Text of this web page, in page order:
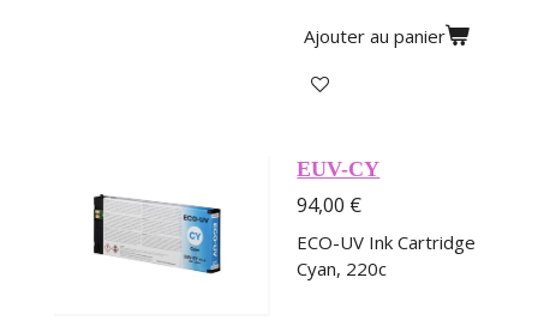
Ajouter au panier
EUV-CY
94,00 €
ECO-UV Ink Cartridge
Cyan, 220c